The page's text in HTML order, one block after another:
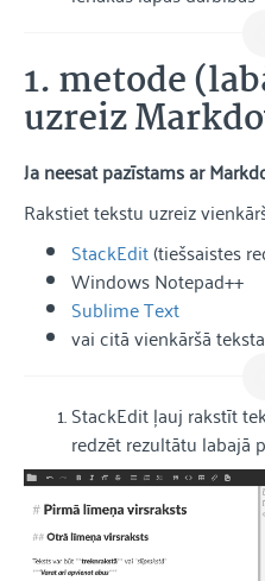
1. metode
uzreiz
Ja neesat pazīstams ar
Rakstiet tekstu uzreiz
StackEdit(tiešsaistes
Windows Notepad++
Sublime Text
vai citā vienkāršā
StackEdit ļauj rakstīt
redzēt rezultātu labajā